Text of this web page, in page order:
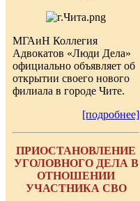
МГАиН Коллегия
Адвокатов «Люди Дела»
официально объявляет об
открытии своего нового
филиала в городе Чите.
[подробнее]
ПРИОСТАНОВЛЕНИЕ
УГОЛОВНОГО ДЕЛА В
ОТНОШЕНИИ
УЧАСТНИКА СВО